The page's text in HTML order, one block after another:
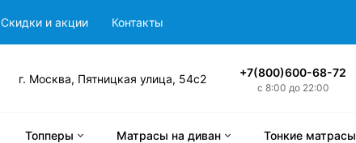
Скидки и акции Контакты
г. Москва, Пятницкая улица, 54с2 +7(800)600-68-72
с 8:00 до 22:00
Топперы Матрасы на диван Тонкие матрасы